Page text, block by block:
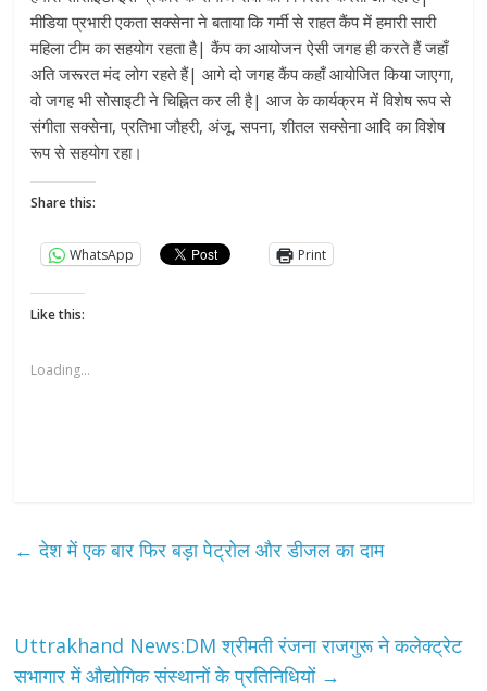
मीडिया प्रभारी एकता सक्सेना ने बताया कि गर्मी से राहत कैंप में हमारी सारी
महिला टीम का सहयोग रहता है| कैंप का आयोजन ऐसी जगह ही करते हैं जहाँ
अति जरूरत मंद लोग रहते हैं| आगे दो जगह कैंप कहाँ आयोजित किया जाएगा,
वो जगह भी सोसाइटी ने चिह्नित कर ली है| आज के कार्यक्रम में विशेष रूप से
संगीता सक्सेना, प्रतिभा जौहरी, अंजू, सपना, शीतल सक्सेना आदि का विशेष
रूप से सहयोग रहा।
Share this:
WhatsApp Print
Like this:
Loading...
← देश में एक बार फिर बड़ा पेट्रोल और डीजल का दाम
Uttrakhand News:DM श्रीमती रंजना राजगुरू ने कलेक्ट्रेट
सभागार में औद्योगिक संस्थानों के प्रतिनिधियों →